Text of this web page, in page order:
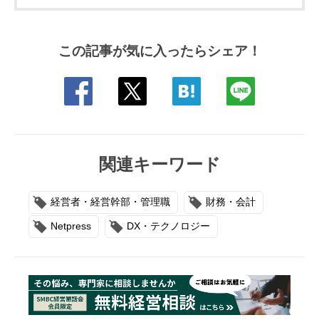
この記事が気に入ったらシェア！
関連キーワード
経営者・経営幹部・管理職 財務・会計
Netpress DX・テクノロジー